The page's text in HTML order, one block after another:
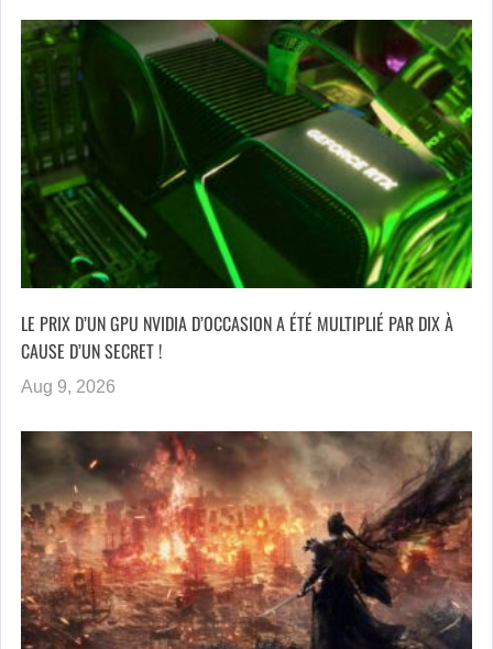
LE PRIX D’UN GPU NVIDIA D’OCCASION A ÉTÉ MULTIPLIÉ PAR DIX À
CAUSE D’UN SECRET !
Aug 9, 2026